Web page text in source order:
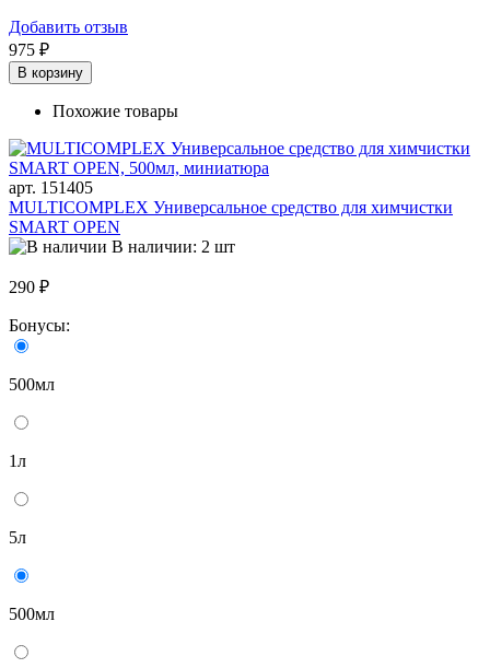
Добавить отзыв
975 ₽
В корзину
Похожие товары
арт. 151405
MULTICOMPLEX Универсальное средство для химчистки
SMART OPEN
В наличии: 2 шт
290 ₽
Бонусы:
500мл
1л
5л
500мл